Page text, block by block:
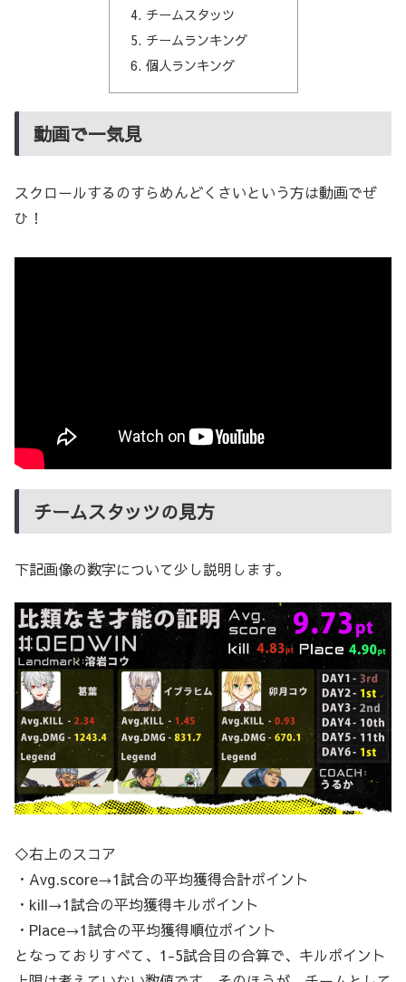
チームスタッツ
チームランキング
個人ランキング
動画で一気見
スクロールするのすらめんどくさいという方は動画でぜ
ひ！
チームスタッツの見方
下記画像の数字について少し説明します。
◇右上のスコア
・Avg.score→1試合の平均獲得合計ポイント
・kill→1試合の平均獲得キルポイント
・Place→1試合の平均獲得順位ポイント
となっておりすべて、1-5試合目の合算で、キルポイント